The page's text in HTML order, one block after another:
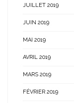
JUILLET 2019
JUIN 2019
MAI 2019
AVRIL 2019
MARS 2019
FÉVRIER 2019